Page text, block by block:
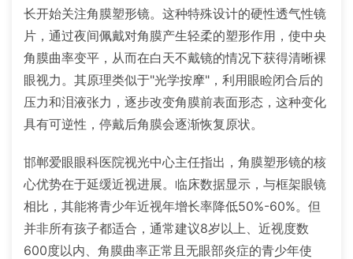
长开始关注角膜塑形镜。这种特殊设计的硬性透气性镜
片，通过夜间佩戴对角膜产生轻柔的塑形作用，使中央
角膜曲率变平，从而在白天不戴镜的情况下获得清晰裸
眼视力。其原理类似于"光学按摩"，利用眼睑闭合后的
压力和泪液张力，逐步改变角膜前表面形态，这种变化
具有可逆性，停戴后角膜会逐渐恢复原状。
邯郸爱眼眼科医院视光中心主任指出，角膜塑形镜的核
心优势在于延缓近视进展。临床数据显示，与框架眼镜
相比，其能将青少年近视年增长率降低50%-60%。但
并非所有孩子都适合，通常建议8岁以上、近视度数
600度以内、角膜曲率正常且无眼部炎症的青少年使